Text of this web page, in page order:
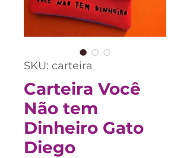
SKU: carteira
Carteira Você
Não tem
Dinheiro Gato
Diego